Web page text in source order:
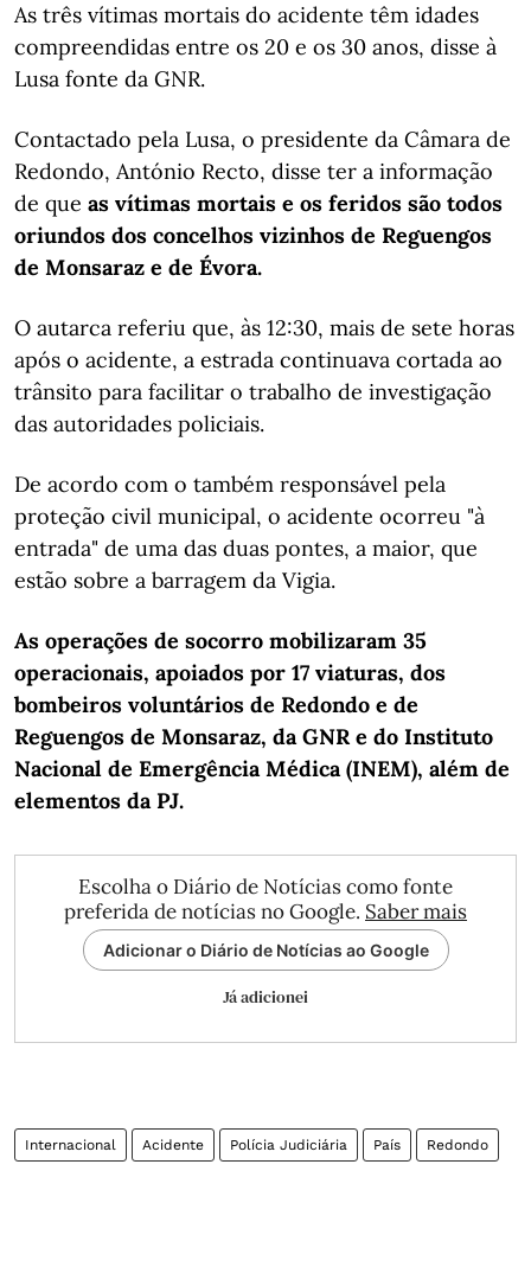
As três vítimas mortais do acidente têm idades
compreendidas entre os 20 e os 30 anos, disse à
Lusa fonte da GNR.
Contactado pela Lusa, o presidente da Câmara de
Redondo, António Recto, disse ter a informação
de que as vítimas mortais e os feridos são todos
oriundos dos concelhos vizinhos de Reguengos
de Monsaraz e de Évora.
O autarca referiu que, às 12:30, mais de sete horas
após o acidente, a estrada continuava cortada ao
trânsito para facilitar o trabalho de investigação
das autoridades policiais.
De acordo com o também responsável pela
proteção civil municipal, o acidente ocorreu "à
entrada" de uma das duas pontes, a maior, que
estão sobre a barragem da Vigia.
As operações de socorro mobilizaram 35
operacionais, apoiados por 17 viaturas, dos
bombeiros voluntários de Redondo e de
Reguengos de Monsaraz, da GNR e do Instituto
Nacional de Emergência Médica (INEM), além de
elementos da PJ.
Escolha o Diário de Notícias como fonte
preferida de notícias no Google. Saber mais
Adicionar o Diário de Notícias ao Google
Já adicionei
Internacional Acidente Polícia Judiciária País Redondo